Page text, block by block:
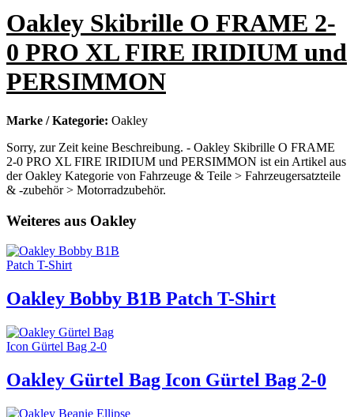
Oakley Skibrille O FRAME 2-
0 PRO XL FIRE IRIDIUM und
PERSIMMON
Marke / Kategorie: Oakley
Sorry, zur Zeit keine Beschreibung. - Oakley Skibrille O FRAME
2-0 PRO XL FIRE IRIDIUM und PERSIMMON ist ein Artikel aus
der Oakley Kategorie von Fahrzeuge & Teile > Fahrzeugersatzteile
& -zubehör > Motorradzubehör.
Weiteres aus Oakley
Oakley Bobby B1B Patch T-Shirt
Oakley Gürtel Bag Icon Gürtel Bag 2-0